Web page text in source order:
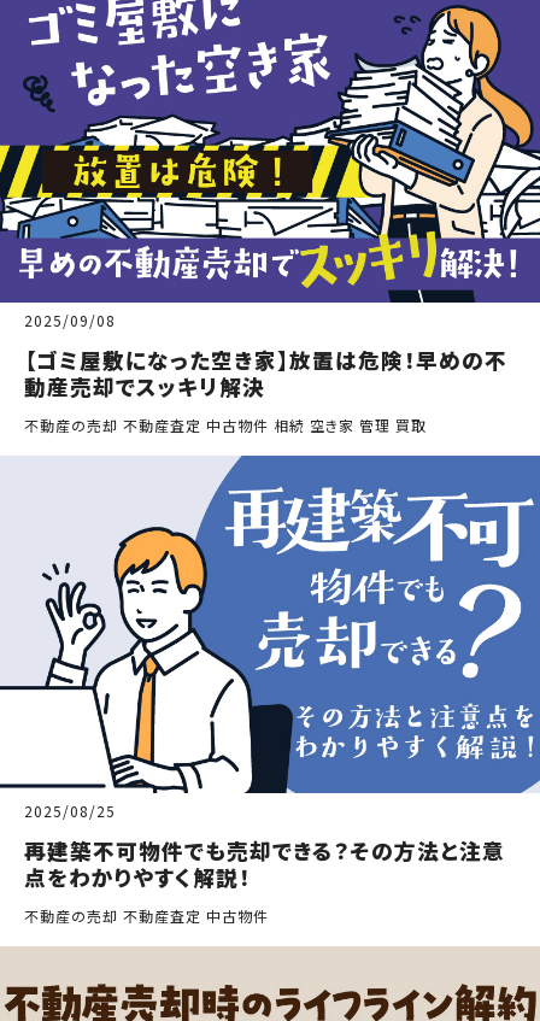
2025/09/08
【ゴミ屋敷になった空き家】放置は危険！早めの不
動産売却でスッキリ解決
不動産の売却 不動産査定 中古物件 相続 空き家 管理 買取
2025/08/25
再建築不可物件でも売却できる？その方法と注意
点をわかりやすく解説！
不動産の売却 不動産査定 中古物件